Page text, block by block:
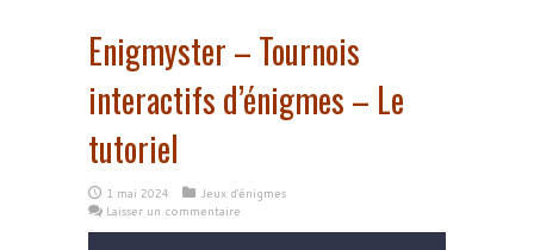
Enigmyster – Tournois
interactifs d’énigmes – Le
tutoriel
1 mai 2024
Jeux d'énigmes
Laisser un commentaire